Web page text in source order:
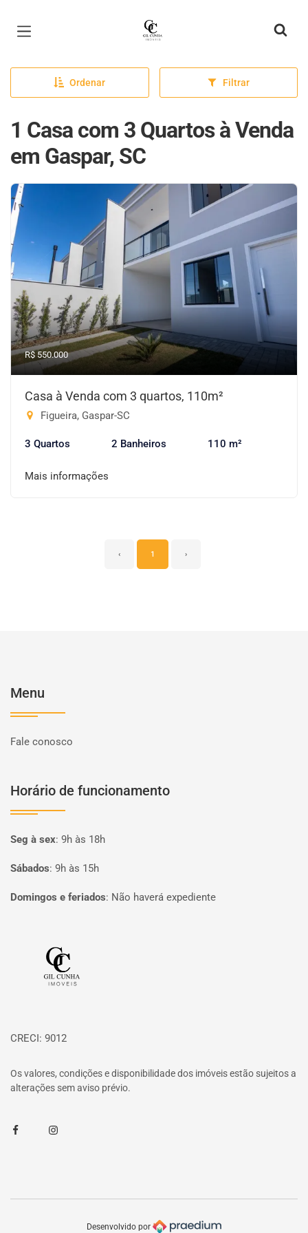
Página inicial
Ordenar Filtrar
1 Casa com 3 Quartos à Venda
em Gaspar, SC
R$ 550.000
Casa à Venda com 3 quartos, 110m²
Figueira, Gaspar-SC
3 Quartos 2 Banheiros 110 m²
Mais informações
‹ 1 ›
Menu
Fale conosco
Horário de funcionamento
Seg à sex: 9h às 18h
Sábados: 9h às 15h
Domingos e feriados: Não haverá expediente
CRECI: 9012
Os valores, condições e disponibilidade dos imóveis estão sujeitos a
alterações sem aviso prévio.
FacebookInstagram
Desenvolvido por